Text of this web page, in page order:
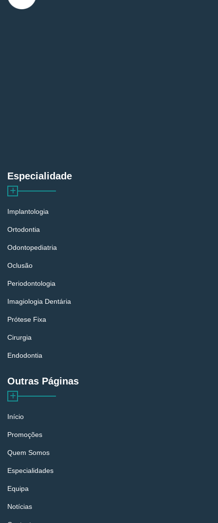
Especialidade
Implantologia
Ortodontia
Odontopediatria
Oclusão
Periodontologia
Imagiologia Dentária
Prótese Fixa
Cirurgia
Endodontia
Outras Páginas
Início
Promoções
Quem Somos
Especialidades
Equipa
Notícias